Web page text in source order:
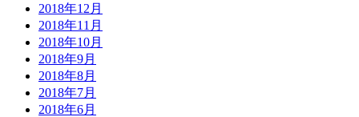
2018年12月
2018年11月
2018年10月
2018年9月
2018年8月
2018年7月
2018年6月